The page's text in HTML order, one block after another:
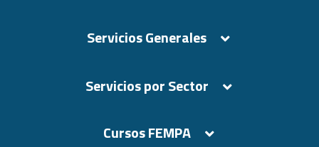
Servicios Generales
Servicios por Sector
Cursos FEMPA